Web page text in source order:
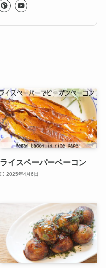
ライスペーパーベーコン
2025年4月6日